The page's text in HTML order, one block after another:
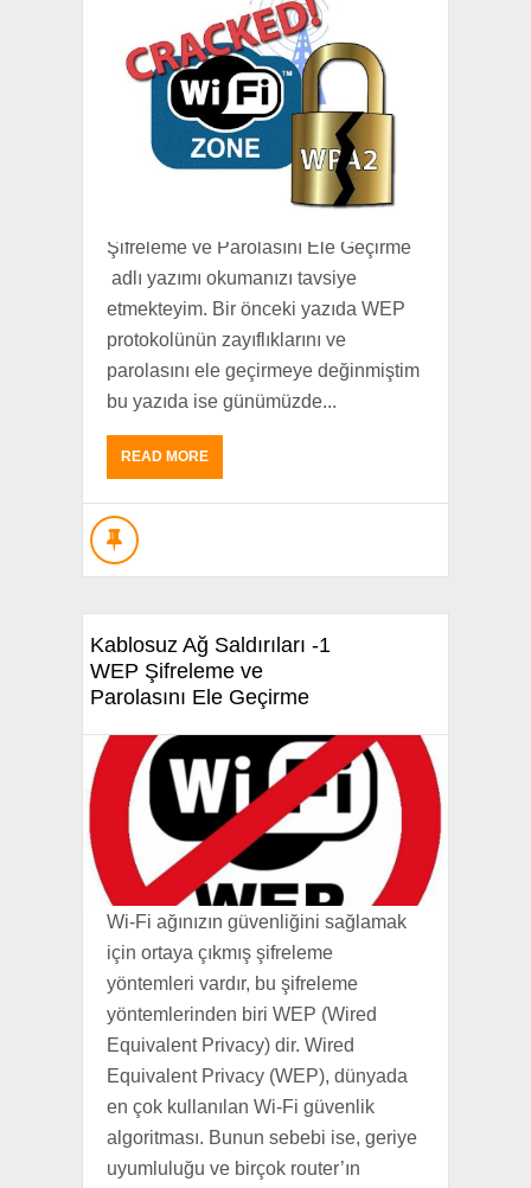
Bu yazıyı okumaya başlamadan
önce temel kavramlar ve terimler
Şifreleme ve Parolasını Ele Geçirme
adlı yazımı okumanızı tavsiye
etmekteyim. Bir önceki yazıda WEP
protokolünün zayıflıklarını ve
parolasını ele geçirmeye değinmiştim
bu yazıda ise günümüzde...
READ MORE
Kablosuz Ağ Saldırıları -1
WEP Şifreleme ve
Parolasını Ele Geçirme
Wi-Fi ağınızın güvenliğini sağlamak
için ortaya çıkmış şifreleme
yöntemleri vardır, bu şifreleme
yöntemlerinden biri WEP (Wired
Equivalent Privacy) dir. Wired
Equivalent Privacy (WEP), dünyada
en çok kullanılan Wi-Fi güvenlik
algoritması. Bunun sebebi ise, geriye
uyumluluğu ve birçok router’ın